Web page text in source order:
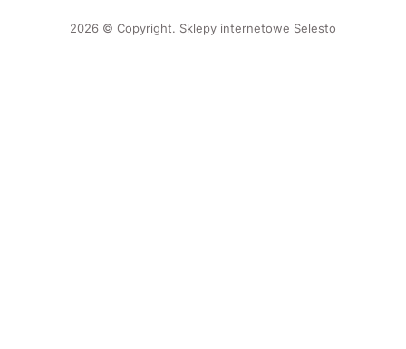
2026 © Copyright. Sklepy internetowe Selesto